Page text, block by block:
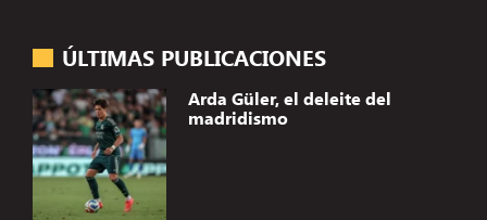
ÚLTIMAS PUBLICACIONES
Arda Güler, el deleite del
madridismo